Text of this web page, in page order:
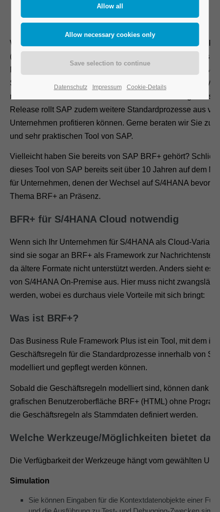
Wir beraten seit über 10 Jahren zum SAP Business Rule
(BRF+). Mit der Einführung von SAP S/4HANA nimmt das
Management System (BRMS) von SAP einen immer größer
Stellenwert ein. Insbesondere soll das S/4HANA Output
mittels BRF+ die bewährte ECC Nachrichtenfindung
Release rollt SAP zudem weitere Standardprozesse aus
Unternehmen profitieren können. Gerne beraten wir Sie zu
und sehr praktischen Tool von SAP.
Vielleicht haben Sie bereits von SAP BRF+ gehört?
dieses Tool von SAP bereits seit über 10 Jahren auf dem
für Unternehmen, denen der Wechsel auf S/4HANA
Thema BRF+ an Präsenz.
BFR+ für S/4HANA Cloud notwendig
Wenn sich Ihr Unternehmen für S/4HANA als Cloud-
sind sie sogar an BRF+ als Framework zur
da ältere Formate nicht unterstützt werden. Anders sieht es
von S/4HANA On-Premise aus. Hier muss nicht
werden, wobei es durchaus viele Vorteile mit sich bringt:
Was ist BRF+?
Das Business Rule Framework Plus ist ein Tool, mit dem
Geschäftsregeln für die Standardprozesse innerhalb von
modelliert und gepflegt werden können.
Sobald die Geschäftsregeln modelliert sind, können dank
grafischen Benutzeroberfläche BRF+ (HTML) ohne
die Geschäftsregeln als Stammdaten definiert werden.
Welche Werkzeuge/Möglichkeiten bietet das
Die Verfügbarkeit der Werkzeuge hängt vom gewählten UI-
Simulation
Sie können Eingaben für die Kontextdatenobjekte einer
Datenschutz Impressum Cookie-Details